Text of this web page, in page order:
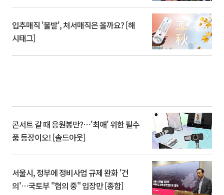
입추매직 '불발', 처서매직은 올까요? [해
시태그]
콘서트 갈 때 응원봉만?⋯'최애' 위한 필수
품 등장이오! [솔드아웃]
서울시, 정부에 정비사업 규제 완화 '건
의'⋯국토부 "협의 중" 입장만 [종합]